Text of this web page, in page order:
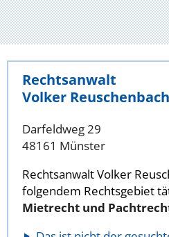
Rechtsanwalt
Volker Reuschenbach
Darfeldweg 29
48161 Münster
Rechtsanwalt Volker
folgendem Rechtsgebiet
Mietrecht und